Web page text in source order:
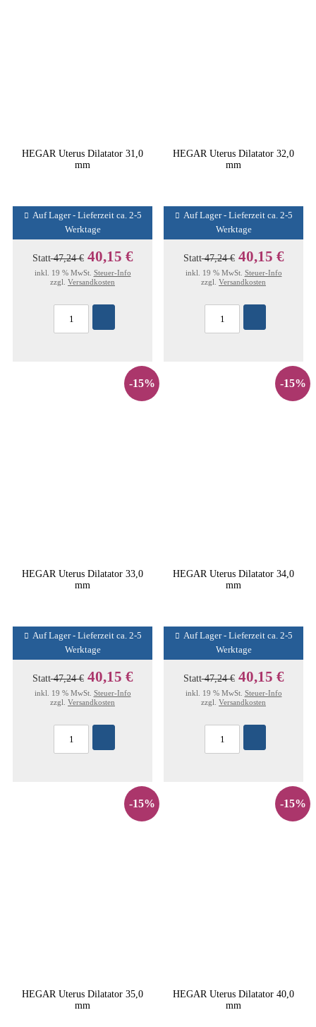
HEGAR Uterus Dilatator 31,0
mm
Auf Lager - Lieferzeit ca. 2-5
Werktage
Statt47,24 € 40,15 €
inkl. 19 % MwSt. Steuer-Info
zzgl. Versandkosten
HEGAR Uterus Dilatator 32,0
mm
Auf Lager - Lieferzeit ca. 2-5
Werktage
Statt47,24 € 40,15 €
inkl. 19 % MwSt. Steuer-Info
zzgl. Versandkosten
-15%
HEGAR Uterus Dilatator 33,0
mm
Auf Lager - Lieferzeit ca. 2-5
Werktage
Statt47,24 € 40,15 €
inkl. 19 % MwSt. Steuer-Info
zzgl. Versandkosten
-15%
HEGAR Uterus Dilatator 34,0
mm
Auf Lager - Lieferzeit ca. 2-5
Werktage
Statt47,24 € 40,15 €
inkl. 19 % MwSt. Steuer-Info
zzgl. Versandkosten
-15%
HEGAR Uterus Dilatator 35,0
mm
-15%
HEGAR Uterus Dilatator 40,0
mm